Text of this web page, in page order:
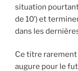
situation
de 10′) et
dans les
Ce titre
augure pour le